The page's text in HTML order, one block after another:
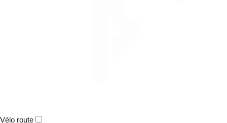
Vélo route